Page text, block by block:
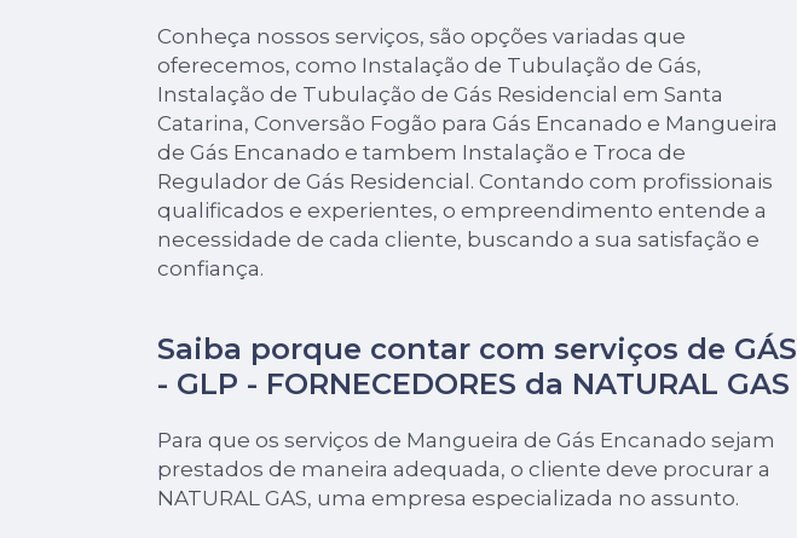
Conheça nossos serviços, são opções variadas que
oferecemos, como Instalação de Tubulação de Gás,
Instalação de Tubulação de Gás Residencial em Santa
Catarina, Conversão Fogão para Gás Encanado e Mangueira
de Gás Encanado e tambem Instalação e Troca de
Regulador de Gás Residencial. Contando com profissionais
qualificados e experientes, o empreendimento entende a
necessidade de cada cliente, buscando a sua satisfação e
confiança.
Saiba porque contar com serviços de GÁS
- GLP - FORNECEDORES da NATURAL GAS
Para que os serviços de Mangueira de Gás Encanado sejam
prestados de maneira adequada, o cliente deve procurar a
NATURAL GAS, uma empresa especializada no assunto.